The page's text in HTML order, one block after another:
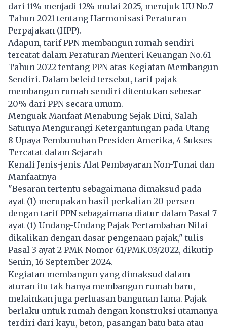
dari 11% menjadi 12% mulai 2025, merujuk UU No.7
Tahun 2021 tentang Harmonisasi Peraturan
Perpajakan (HPP).
Adapun, tarif PPN membangun rumah sendiri
tercatat dalam Peraturan Menteri Keuangan No.61
Tahun 2022 tentang PPN atas Kegiatan Membangun
Sendiri. Dalam beleid tersebut, tarif pajak
membangun rumah sendiri ditentukan sebesar
20% dari PPN secara umum.
Menguak Manfaat Menabung Sejak Dini, Salah
Satunya Mengurangi Ketergantungan pada Utang
8 Upaya Pembunuhan Presiden Amerika, 4 Sukses
Tercatat dalam Sejarah
Kenali Jenis-jenis Alat Pembayaran Non-Tunai dan
Manfaatnya
"Besaran tertentu sebagaimana dimaksud pada
ayat (1) merupakan hasil perkalian 20 persen
dengan tarif PPN sebagaimana diatur dalam Pasal 7
ayat (1) Undang-Undang Pajak Pertambahan Nilai
dikalikan dengan dasar pengenaan pajak," tulis
Pasal 3 ayat 2 PMK Nomor 61/PMK.03/2022, dikutip
Senin, 16 September 2024.
Kegiatan membangun yang dimaksud dalam
aturan itu tak hanya membangun rumah baru,
melainkan juga perluasan bangunan lama. Pajak
berlaku untuk rumah dengan konstruksi utamanya
terdiri dari kayu, beton, pasangan batu bata atau